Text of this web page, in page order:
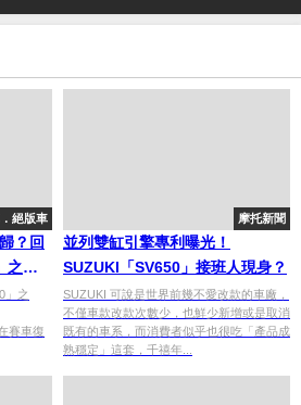
絕版車
？回
名
」之
賽車復
摩托新聞
並列雙缸引擎專利曝光！
SUZUKI「SV650」接班人現身？
SUZUKI 可說是世界前幾不愛改款的車廠，
不僅車款改款次數少，也鮮少新增或是取消
既有的車系，而消費者似乎也很吃「產品成
熟穩定」這套，千禧年...